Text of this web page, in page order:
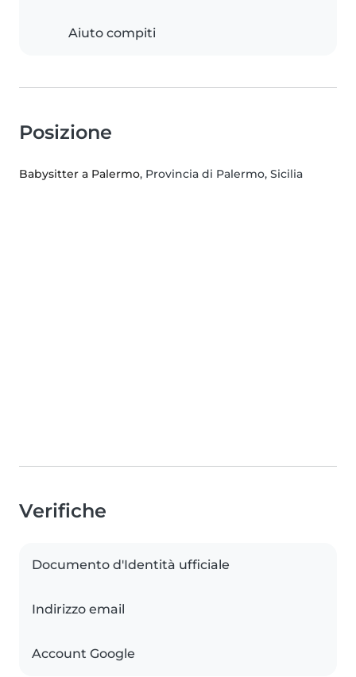
Aiuto compiti
Posizione
Babysitter a Palermo, Provincia di Palermo, Sicilia
Verifiche
Documento d'Identità ufficiale
Indirizzo email
Account Google